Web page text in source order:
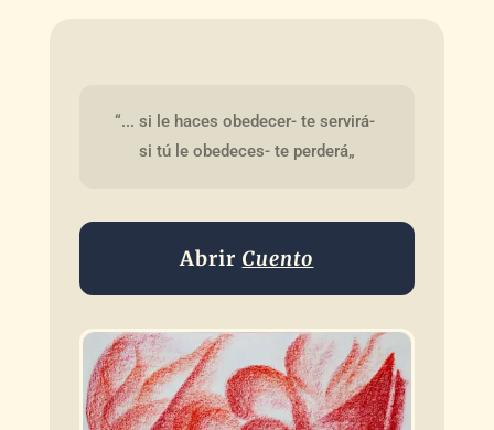
“... si le haces obedecer- te servirá-
si tú le obedeces- te perderá„
Abrir Cuento